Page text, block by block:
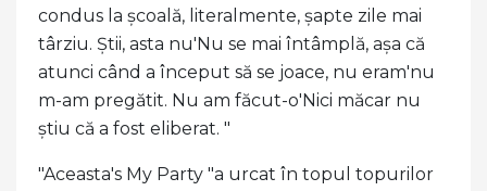
condus la școală, literalmente, șapte zile mai
târziu. Știi, asta nu'Nu se mai întâmplă, așa că
atunci când a început să se joace, nu eram'nu
m-am pregătit. Nu am făcut-o'Nici măcar nu
știu că a fost eliberat. "
"Aceasta's My Party "a urcat în topul topurilor